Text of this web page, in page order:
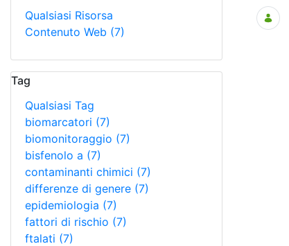
Qualsiasi Risorsa
Contenuto Web (7)
Tag
Qualsiasi Tag
biomarcatori (7)
biomonitoraggio (7)
bisfenolo a (7)
contaminanti chimici (7)
differenze di genere (7)
epidemiologia (7)
fattori di rischio (7)
ftalati (7)
Ricerca